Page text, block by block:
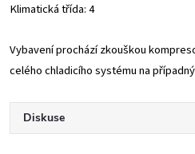
Klimatická třída: 4
Vybavení prochází zkouškou
celého chladicího systému na
Diskuse